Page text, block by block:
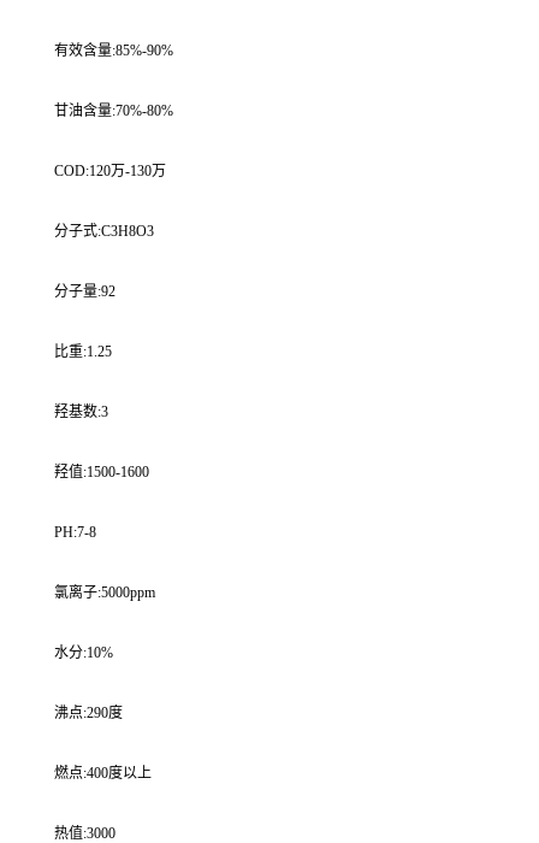
有效含量:85%-90%
甘油含量:70%-80%
COD:120万-130万
分子式:C3H8O3
分子量:92
比重:1.25
羟基数:3
羟值:1500-1600
PH:7-8
氯离子:5000ppm
水分:10%
沸点:290度
燃点:400度以上
热值:3000